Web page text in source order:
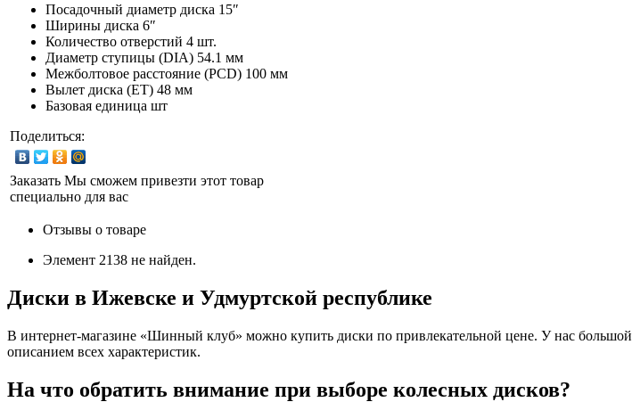
Посадочный диаметр диска 15″
Ширины диска 6″
Количество отверстий 4 шт.
Диаметр ступицы (DIA) 54.1 мм
Межболтовое расстояние (PCD) 100 мм
Вылет диска (ET) 48 мм
Базовая единица шт
Поделиться:
Заказать Мы сможем привезти этот товар
специально для вас
Отзывы о товаре
Элемент 2138 не найден.
Диски в Ижевске и Удмуртской республике
В интернет-магазине «Шинный клуб» можно купить диски по привлекательной цене. У нас
описанием всех характеристик.
На что обратить внимание при выборе колесных дисков?